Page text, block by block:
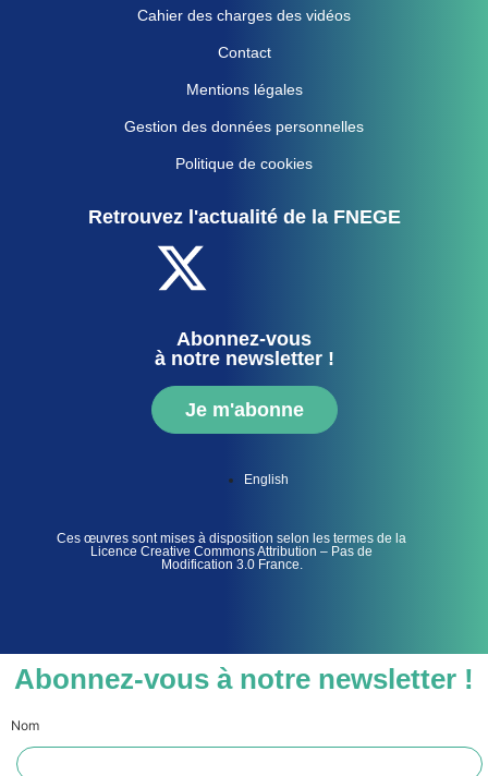
Cahier des charges des vidéos
Contact
Mentions légales
Gestion des données personnelles
Politique de cookies
Retrouvez l'actualité de la FNEGE
Abonnez-vous
à notre newsletter !
Je m'abonne
English
Ces œuvres sont mises à disposition selon les termes de la
Licence Creative Commons Attribution – Pas de
Modification 3.0 France.
Abonnez-vous à notre newsletter !
Nom